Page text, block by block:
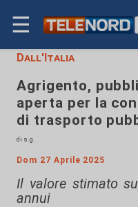
☰
Dall'Italia
Agrigento,
aperta per la
di trasporto
di s.g.
Dom 27 Aprile 2025
Il valore stimato
annui